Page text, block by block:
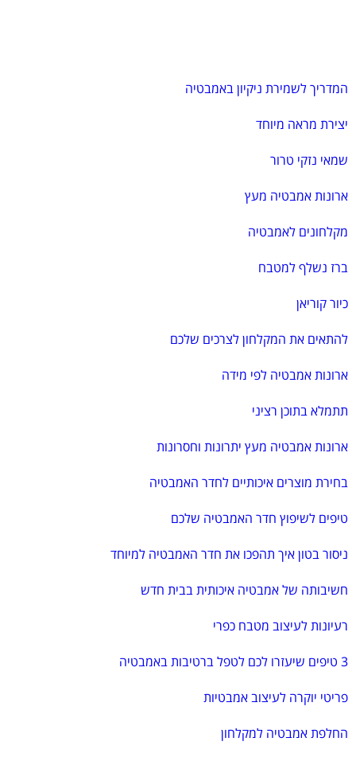
המדריך לשמירת ניקיון באמבטיה
יצירת מראה מיוחד
שמאי נזקי טרור
ארונות אמבטיה מעץ
מקלחונים לאמבטיה
ברז נשלף למטבח
כיור קוריאן
להתאים את המקלחון לצרכים שלכם
ארונות אמבטיה לפי מידה
תתמלא בתוכן רציני
ארונות אמבטיה מעץ יתרונות וחסרונות
בחירת מוצרים איכותיים לחדר האמבטיה
טיפים לשיפוץ חדר האמבטיה שלכם
ניסור בטון איך תהפכו את חדר האמבטיה למיוחד
חשיבותה של אמבטיה איכותית בבית חדש
רעיונות לעיצוב מטבח כפרי
3 טיפים שיעזרו לכם לטפל ברטיבות באמבטיה
פריטי יוקרה לעיצוב אמבטיות
החלפת אמבטיה למקלחון